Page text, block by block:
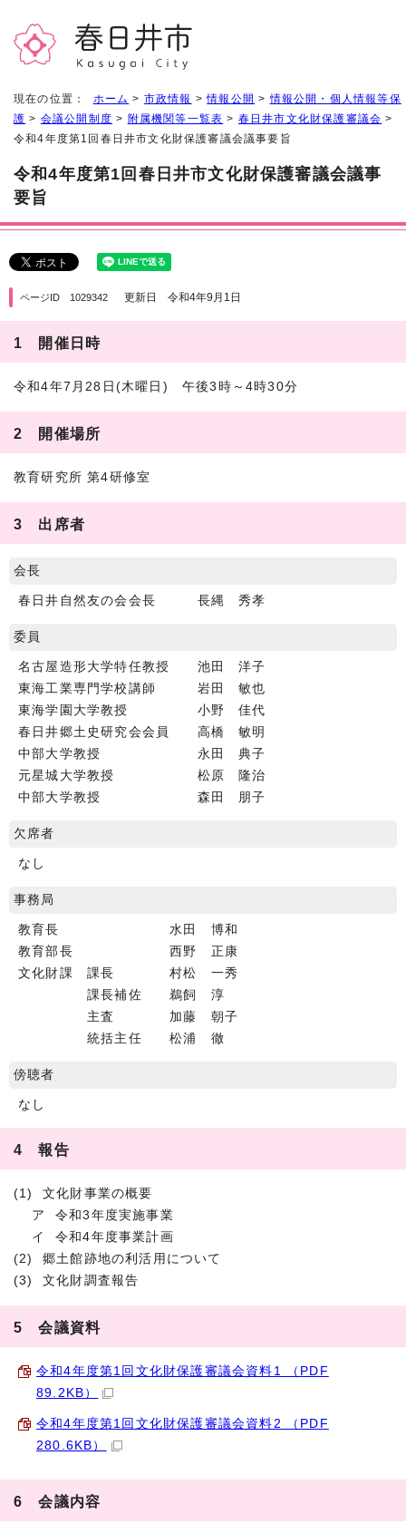
現在の位置： ホーム > 市政情報 >情報公開 >情報公開・個人情報等保
護 > 会議公開制度 > 附属機関等一覧表 > 春日井市文化財保護審議会 >
令和4年度第1回春日井市文化財保護審議会議事要旨
令和4年度第1回春日井市文化財保護審議会議事
要旨
ページID 1029342 更新日 令和4年9月1日
1 開催日時
令和4年7月28日(木曜日) 午後3時～4時30分
2 開催場所
教育研究所 第4研修室
3 出席者
会長
春日井自然友の会会長 長縄 秀孝
委員
名古屋造形大学特任教授 池田 洋子
東海工業専門学校講師 岩田 敏也
東海学園大学教授 小野 佳代
春日井郷土史研究会会員 高橋 敏明
中部大学教授 永田 典子
元星城大学教授 松原 隆治
中部大学教授 森田 朋子
欠席者
なし
事務局
教育長 水田 博和
教育部長 西野 正康
文化財課 課長 村松 一秀
課長補佐 鵜飼 淳
主査 加藤 朝子
統括主任 松浦 徹
傍聴者
なし
4 報告
(1) 文化財事業の概要
ア 令和3年度実施事業
イ 令和4年度事業計画
(2) 郷土館跡地の利活用について
(3) 文化財調査報告
5 会議資料
令和4年度第1回文化財保護審議会資料1 （PDF
89.2KB）
令和4年度第1回文化財保護審議会資料2 （PDF
280.6KB）
6 会議内容